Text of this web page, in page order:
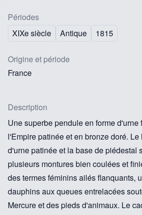
Périodes
XIXe siècle
Antique 1815
Origine et période
France
Description
Une superbe pendule en forme d'urne
l'Empire patinée et en bronze doré. Le
d'urne patinée et la base de piédestal
plusieurs montures bien coulées et
des termes féminins ailés flanquants,
dauphins aux queues entrelacées
Mercure et des pieds d'animaux. Le